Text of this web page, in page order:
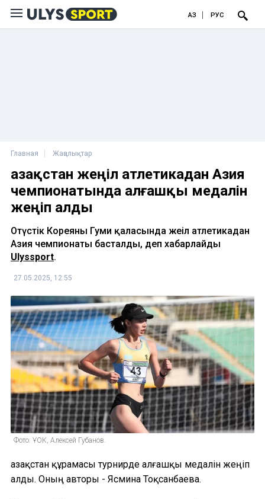
ҚАЗ РУС
Главная Жаңалықтар
Қазақстан жеңіл атлетикадан Азия
чемпионатында алғашқы медалін
жеңіп алды
Оңтүстік Кореяның Гуми қаласында жеңіл атлетикадан
Азия чемпионаты басталды, деп хабарлайды
Ulyssport.
27.05.2025, 12:55
Фото: ҰОК, Алексей Губанов.
Қазақстан құрамасы турнирде алғашқы медалін жеңіп
алды. Оның авторы - Ясмина Тоқсанбаева.